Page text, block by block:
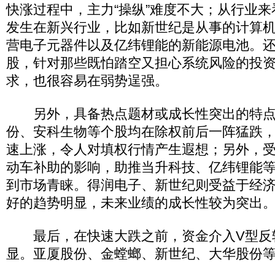
快涨过程中，主力“操纵”难度不大；从行业
发生在新兴行业，比如新世纪是从事的计算
营电子元器件以及亿纬锂能的新能源电池。
股，针对那些既怕踏空又担心系统风险的投
求，也很容易在弱势逞强。
另外，具备热点题材或成长性突出的特
份、安科生物等个股均在除权前后一阵猛跌
速上涨，令人对填权行情产生遐想；另外，
动车补助的影响，助推当升科技、亿纬锂能
到市场青睐。得润电子、新世纪则受益于经
好的趋势明显，未来业绩的成长性较为突出
最后，在快速大跌之前，资金介入V型反
显。亚厦股份、金螳螂、新世纪、大华股份